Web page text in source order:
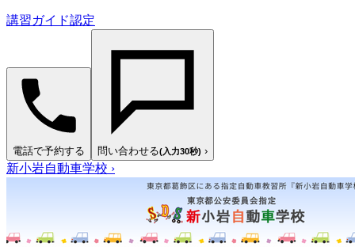
講習ガイド認定
電話で予約する 問い合わせる(入力30秒) ›
新小岩自動車学校 ›